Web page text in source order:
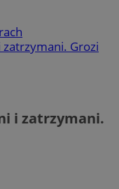
Grozi
i zatrzymani.